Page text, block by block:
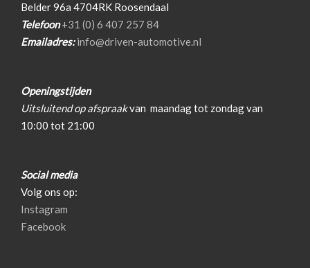
Elektrische ramen voor
Lederen versnellingspook
Stuur en versnellingspook (kunst)leder
Stuur leder
Voorstoelen in hoogte verstelbaar
Overige
Belder 96a 4704RK Roosendaal
Telefoon+31 (0) 6 407 257 84
Emailadres:info@driven-automotive.nl
Openingstijden
Uitsluitend op afspraakvan maandag tot zondag van
10:00 tot 21:00
Social media
Volg ons op:
Instagram
Facebook